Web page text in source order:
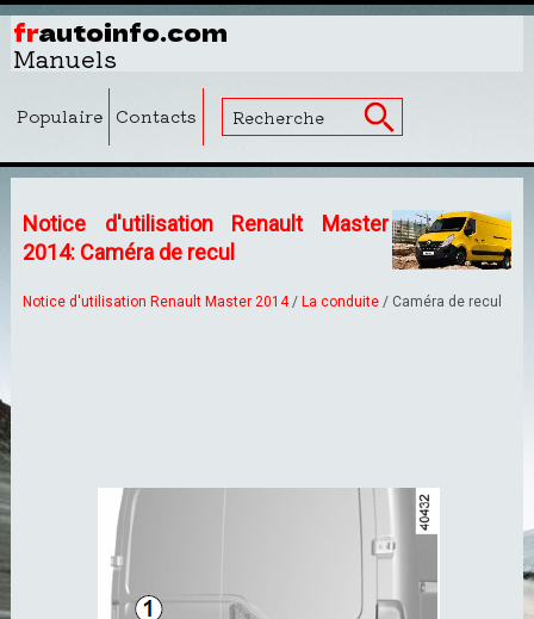
frautoinfo.com
Manuels
Populaire Contacts
Notice d'utilisation Renault Master
2014: Caméra de recul
Notice d'utilisation Renault Master 2014/ La conduite/ Caméra de recul